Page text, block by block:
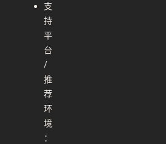
支
持
平
台
/
推
荐
环
境
：